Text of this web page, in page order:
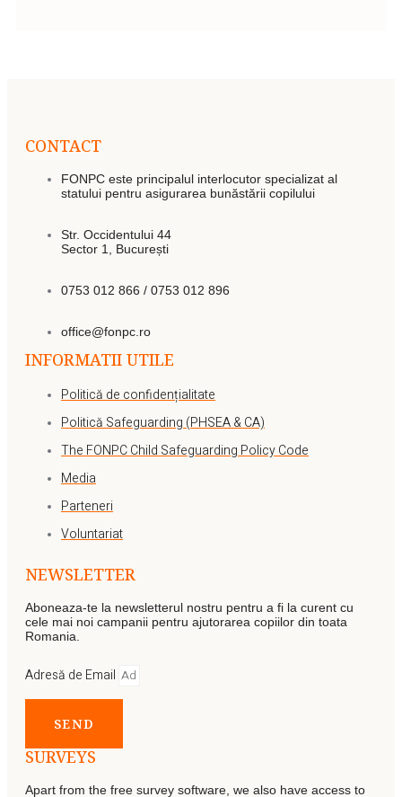
CONTACT
FONPC este principalul interlocutor specializat al
statului pentru asigurarea bunăstării copilului
Str. Occidentului 44
Sector 1, București
0753 012 866 / 0753 012 896
office@fonpc.ro
INFORMATII UTILE
Politică de confidențialitate
Politică Safeguarding (PHSEA & CA)
The FONPC Child Safeguarding Policy Code
Media
Parteneri
Voluntariat
NEWSLETTER
Aboneaza-te la newsletterul nostru pentru a fi la curent cu
cele mai noi campanii pentru ajutorarea copiilor din toata
Romania.
Adresă de Email
SEND
SURVEYS
Apart from the free survey software, we also have access to